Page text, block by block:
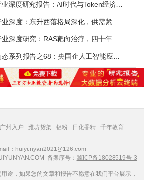
国联民生证券-AI行业深度研究报告：AI时代与Token经济，从技术符号到数字石油-260801
招商证券-创新药行业深度研究：RAS靶向治疗，四十年不可成药的终结，与终结之后的治疗格局演化-260805
广州入户 潍坊货架 铝粉 日化香精 千年教育
：huiyunyan2021@126.com
备案序号： 冀ICP备18028519号-3
途，如果您的文章和报告不愿意在我们平台展示，